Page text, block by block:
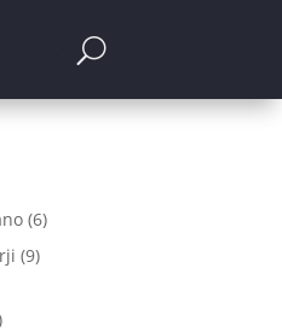
66
99